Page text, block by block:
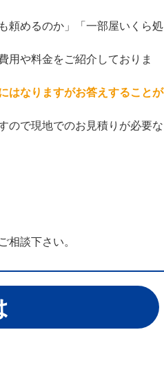
頼めるのか」「一部屋いくら処
用や料金をご紹介しておりま
はなりますがお答えすることが
ので現地でのお見積りが必要な
談下さい。